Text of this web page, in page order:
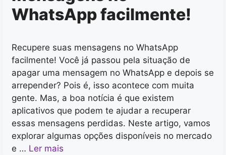
WhatsApp facilmente!
Recupere suas mensagens no WhatsApp
facilmente! Você já passou pela situação de
apagar uma mensagem no WhatsApp e depois se
arrepender? Pois é, isso acontece com muita
gente. Mas, a boa notícia é que existem
aplicativos que podem te ajudar a recuperar
essas mensagens perdidas. Neste artigo, vamos
explorar algumas opções disponíveis no mercado
e … Ler mais